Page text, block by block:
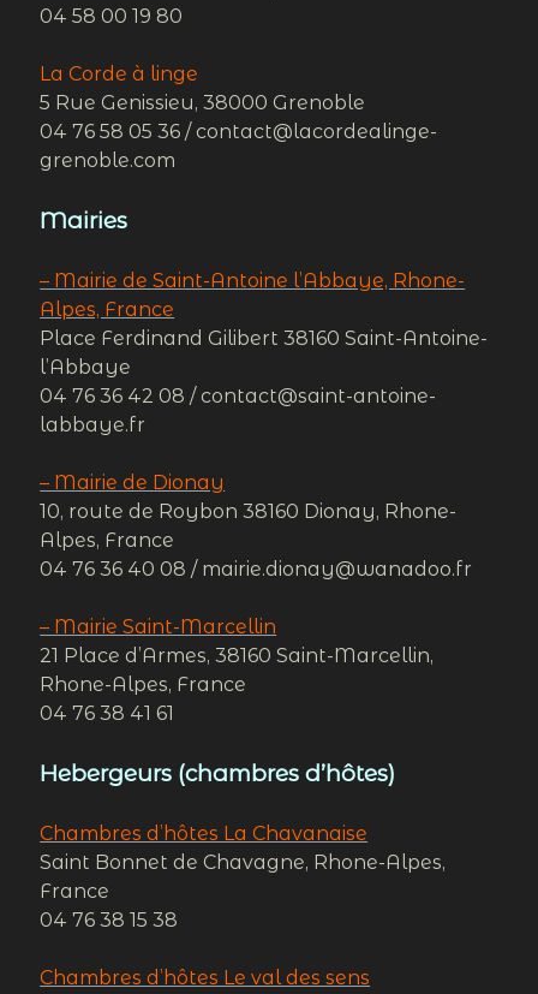
04 58 00 19 80
La Corde à linge
5 Rue Genissieu, 38000 Grenoble
04 76 58 05 36 / contact@lacordealinge-
grenoble.com
Mairies
– Mairie de Saint-Antoine l’Abbaye, Rhone-
Alpes, France
Place Ferdinand Gilibert 38160 Saint-Antoine-
l’Abbaye
04 76 36 42 08 / contact@saint-antoine-
labbaye.fr
– Mairie de Dionay
10, route de Roybon 38160 Dionay, Rhone-
Alpes, France
04 76 36 40 08 / mairie.dionay@wanadoo.fr
– Mairie Saint-Marcellin
21 Place d’Armes, 38160 Saint-Marcellin,
Rhone-Alpes, France
04 76 38 41 61
Hebergeurs (chambres d’hôtes)
Chambres d’hôtes La Chavanaise
Saint Bonnet de Chavagne, Rhone-Alpes,
France
04 76 38 15 38
Chambres d’hôtes Le val des sens